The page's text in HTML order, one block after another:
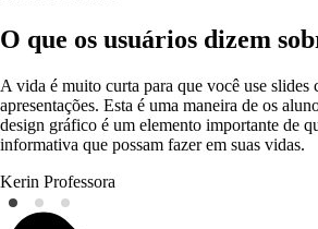
O que os usuários dizem
A vida é muito curta para que você use slides
apresentações. Esta é uma maneira de os
design gráfico é um elemento importante de
informativa que possam fazer em suas vidas.
Kerin Professora